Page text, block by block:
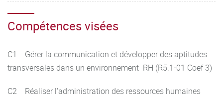
Compétences visées
C1 Gérer la communication et développer des aptitudes
transversales dans un environnement RH (R5.1-01 Coef 3)
C2 Réaliser l'administration des ressources humaines